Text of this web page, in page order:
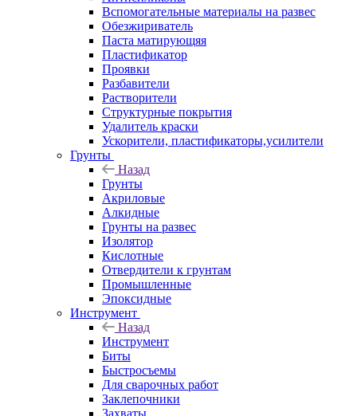
Вспомогательные материалы на развес
Обезжириватель
Паста матирующяя
Пластификатор
Проявки
Разбавители
Растворители
Структурные покрытия
Удалитель краски
Ускорители, пластификаторы,усилители
Грунты
Назад
Грунты
Акриловые
Алкидные
Грунты на развес
Изолятор
Кислотные
Отвердители к грунтам
Промышленные
Эпоксидные
Инструмент
Назад
Инструмент
Биты
Быстросъемы
Для сварочных работ
Заклепочники
Захваты